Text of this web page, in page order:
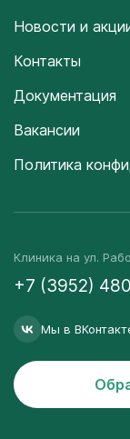
Новости и
Контакты
Документация
Вакансии
Политика
Клиника на ул.
+7 (3952)
Мы в